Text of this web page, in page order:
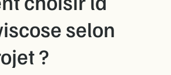
selon
?